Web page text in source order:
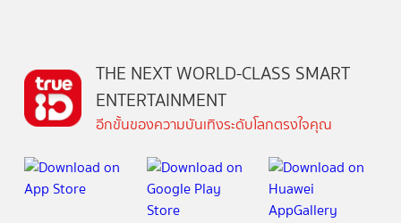
THE NEXT WORLD-CLASS SMART
ENTERTAINMENT
อีกขั้นของความบันเทิงระดับโลกตรงใจคุณ